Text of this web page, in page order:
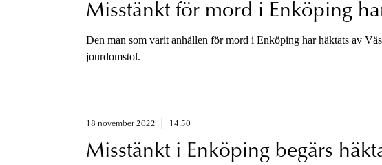
Misstänkt för mord i Enköping
Den man som varit anhållen för mord i Enköping har häktats av
jourdomstol.
18 november 2022 14.50
Misstänkt i Enköping begärs